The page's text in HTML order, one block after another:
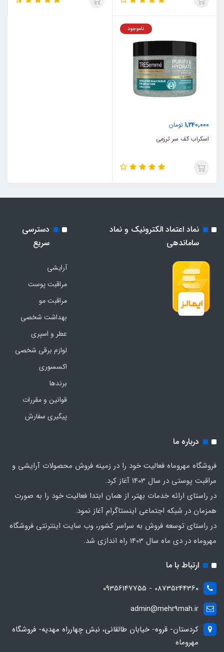
1,240,000 تومان
ناموجود
اسکراب کف سر ترزمی
نماد اعتماد الکترونیک و نماد
ساماندهی
دسترسی
سریع
آرایشی
مراقبت پوست
مراقبت مو
بهداشت شخصی
عطر و اسپری
لوازم برقی شخصی
اکسسوری
برندها
قوانین و مقررات
پیگیری سفارش
درباره ما
فروشگاه مهروماه فعالیت خود را در زمینه فروش محصولات آرایشی و
مراقبت پوستی در سال 1403 آغاز کرد.
در راستای ارائه خدمات بهتر، از همان ابتدا فعالیت خود را به صورت
همزمان در شبکه اجتماعی اینستاگرام آغاز نمود.
در راستای توسعه فروش به سراسر کشور، وب سایت اینترنتی فروشگاه
مهروماه در دی ماه سال 1403 راه اندازی شد.
ارتباط با ما
08735244360 - 09356147755
admin@mehr9mah.ir
کردستان- قروه- خیابان طالقانی، نبش چهارراه مهدیه- فروشگاه
مهروماه